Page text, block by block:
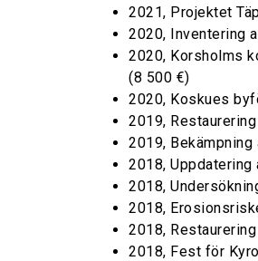
2021, Projektet
2020, Inventering
2020, Korsholms
(8 500 €)
2020, Koskues
2019,
2019,
2018, Uppdatering
2018,
2018,
2018,
2018, Fest för